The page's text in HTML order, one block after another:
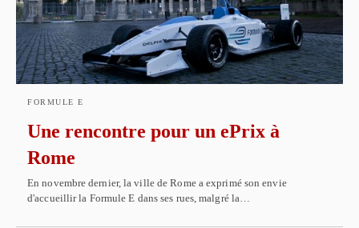
FORMULE E
Une rencontre pour un ePrix à
Rome
En novembre dernier, la ville de Rome a exprimé son envie
d'accueillir la Formule E dans ses rues, malgré la…